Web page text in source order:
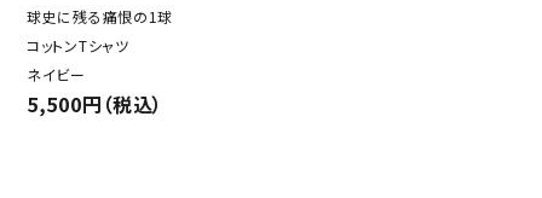
球史に残る痛恨の1球
コットンTシャツ
ネイビー
5,500円（税込）